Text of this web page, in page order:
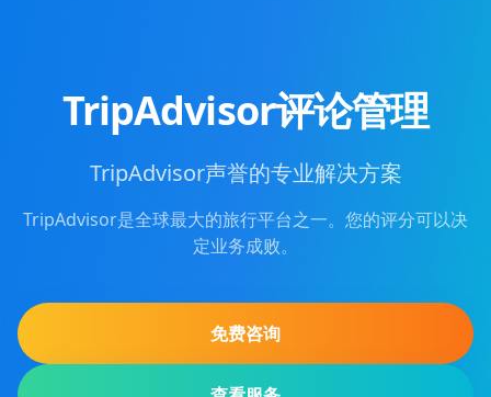
TripAdvisor评论管理
TripAdvisor声誉的专业解决方案
TripAdvisor是全球最大的旅行平台之一。您的评分可以决
定业务成败。
免费咨询